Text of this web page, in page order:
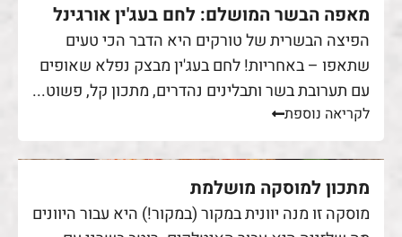
מאפה הבשר המושלם: לחם בעג'ין אורגינל
הפיצה הבשרית של טורקים היא הדבר הכי טעים
שתאפו – באחריות! לחם בעג'ין מבצק נפלא שאופים
עם תערובת בשר ותבלינים נהדרים, מתכון קל, פשוט...
לקריאה נוספת
מתכון למוסקה מושלמת
מוסקה זו מנה יוונית במקור (במקור!) היא עבור היוונים